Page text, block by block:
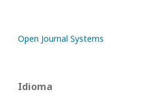
Open Journal Systems
Idioma